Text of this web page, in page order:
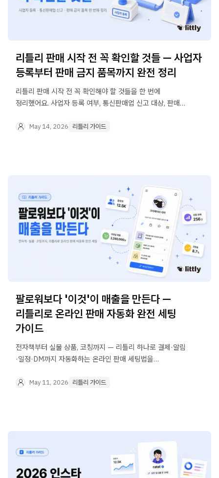
리틀리 판매 시작 전 꼭 확인할 것들 — 사업자
등록부터 판매 금지 품목까지 완전 정리
리틀리 판매 시작 전 꼭 확인해야 할 것들을 한 번에
정리했어요. 사업자 등록 여부, 통신판매업 신고 대상, 판매
May 14, 2026 리틀리 가이드
팔로워보다 '이것'이 매출을 만든다 —
리틀리로 온라인 판매 자동화 완전 세팅
가이드
전자책부터 실물 상품, 코칭까지 — 리틀리 하나로 결제·알림
·일정·DM까지 자동화하는 온라인 판매 세팅법을
May 11, 2026 리틀리 가이드